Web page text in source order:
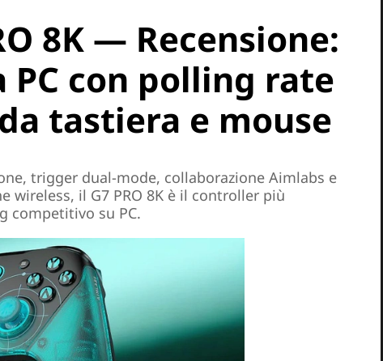
8K — Recensione:
con polling rate
tastiera e mouse
trigger dual-mode, collaborazione Aimlabs e
wireless, il G7 PRO 8K è il controller più
competitivo su PC.